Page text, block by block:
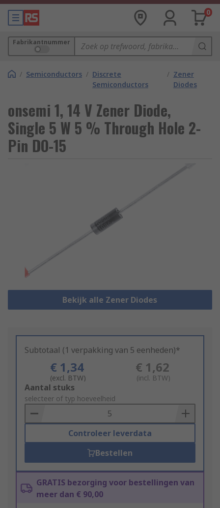
0
Fabrikantnummer
/ Semiconductors / Discrete
Semiconductors
/ Zener
Diodes
onsemi 1, 14 V Zener Diode,
Single 5 W 5 % Through Hole 2-
Pin DO-15
Bekijk alle Zener Diodes
Subtotaal (1 verpakking van 5 eenheden)*
€ 1,34
(excl. BTW)
€ 1,62
(incl. BTW)
Add
to
Basket
Aantal stuks
selecteer of typ hoeveelheid
Controleer leverdata
Bestellen
GRATIS bezorging voor bestellingen van
meer dan € 90,00